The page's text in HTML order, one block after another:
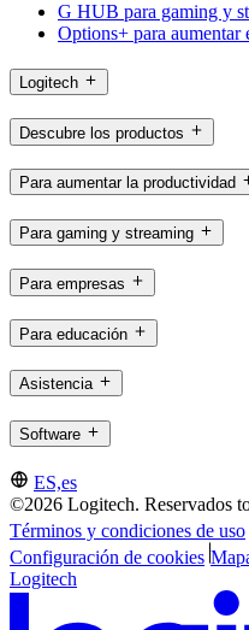
G HUB para gaming y
Options+ para aumentar
Logitech
Descubre los productos
Para aumentar la productividad
Para gaming y streaming
Para empresas
Para educación
Asistencia
Software
ES,es
©2026 Logitech. Reservados
Términos y condiciones de uso
Configuración de cookies
Logitech